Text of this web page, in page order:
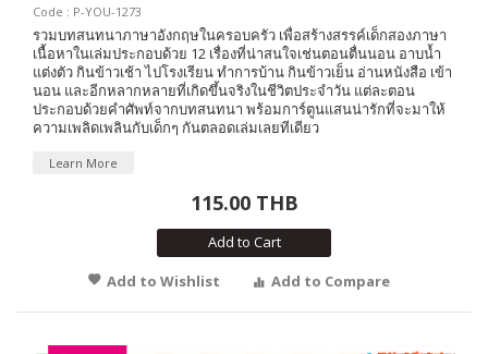
Code : P-YOU-1273
รวมบทสนทนาภาษาอังกฤษในครอบครัว เพื่อสร้างสรรค์เด็กสองภาษา
เนื้อหาในเล่มประกอบด้วย 12 เรื่องที่น่าสนใจเช่นตอนตื่นนอน อาบน้ำ
แต่งตัว กินข้าวเช้า ไปโรงเรียน ทำการบ้าน กินข้าวเย็น อ่านหนังสือ เข้า
นอน และอีกหลากหลายที่เกิดขึ้นจริงในชีวิตประจำวัน แต่ละตอน
ประกอบด้วยคำศัพท์จากบทสนทนา พร้อมการ์ตูนแสนน่ารักที่จะมาให้
ความเพลิดเพลินกับเด็กๆ กันตลอดเล่มเลยทีเดียว
Learn More
115.00 THB
Add to Cart
Add to Wishlist
Add to Compare